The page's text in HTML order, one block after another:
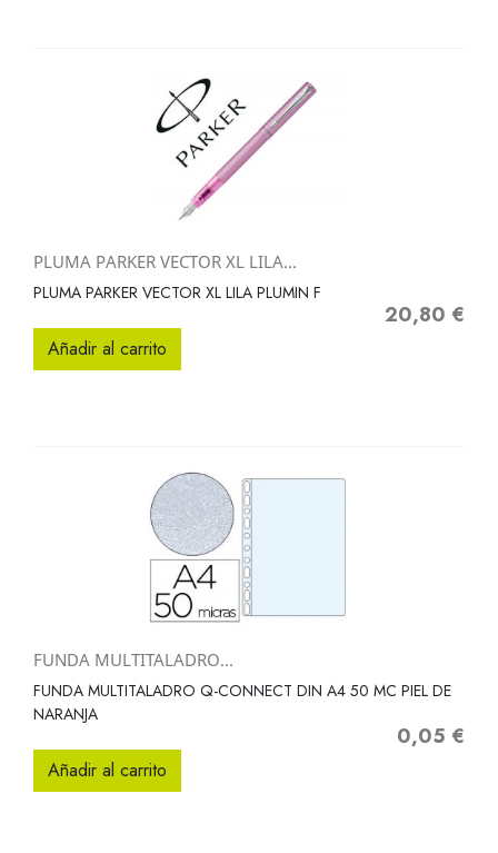
PLUMA PARKER VECTOR XL LILA...
PLUMA PARKER VECTOR XL LILA PLUMIN F
Precio
20,80 €
Añadir al carrito
FUNDA MULTITALADRO...
FUNDA MULTITALADRO Q-CONNECT DIN A4 50 MC PIEL DE
NARANJA
Precio
0,05 €
Añadir al carrito